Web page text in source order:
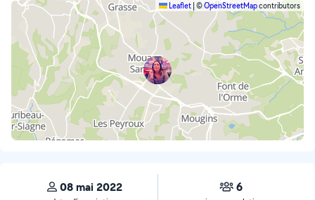
Leaflet |©OpenStreetMapcontributors
08 mai 2022 6